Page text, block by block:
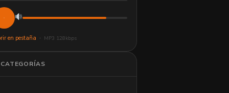
en pestaña · MP3 128kbps
CATEGORÍAS